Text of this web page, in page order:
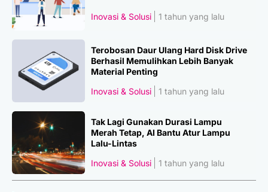
Inovasi & Solusi 1 tahun yang lalu
Terobosan Daur Ulang Hard Disk Drive
Berhasil Memulihkan Lebih Banyak
Material Penting
Inovasi & Solusi
1 tahun yang lalu
Tak Lagi Gunakan Durasi Lampu
Merah Tetap, AI Bantu Atur Lampu
Lalu-Lintas
Inovasi & Solusi
1 tahun yang lalu